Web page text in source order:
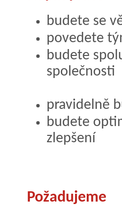
budete se
povedete
budete
společnosti
pravidelně
budete
zlepšení
Požadujeme